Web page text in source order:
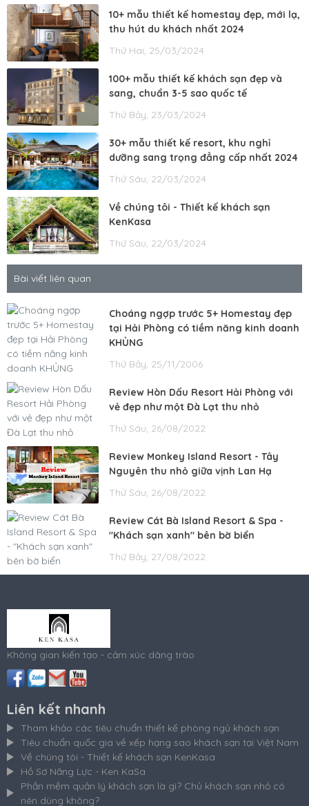
10+ mẫu thiết kế homestay đẹp, mới lạ,
thu hút du khách nhất 2024
Thứ Hai, 25/03/2024
100+ mẫu thiết kế khách sạn đẹp và
sang, chuẩn 3-5 sao quốc tế
Thứ Bảy, 23/03/2024
30+ mẫu thiết kế resort, khu nghỉ
dưỡng sang trọng đẳng cấp nhất 2024
Thứ Sáu, 22/03/2024
Về chúng tôi - Thiết kế khách sạn
KenKasa
Thứ Sáu, 22/03/2024
Bài viết liên quan
Choáng ngợp trước 5+ Homestay đẹp
tại Hải Phòng có tiềm năng kinh doanh
KHỦNG
Thứ Bảy, 25/11/2006
Review Hòn Dấu Resort Hải Phòng với
vẻ đẹp như một Đà Lạt thu nhỏ
Thứ Sáu, 26/08/2022
Review Monkey Island Resort - Tây
Nguyên thu nhỏ giữa vịnh Lan Hạ
Thứ Sáu, 26/08/2022
Review Cát Bà Island Resort & Spa -
"Khách sạn xanh" bên bờ biển
Thứ Bảy, 27/08/2022
Không gian kiến tạo - cảm xúc dâng trào
Liên kết nhanh
Tham khảo các tiêu chuẩn thiết kế phòng ngủ khách sạn
Tiêu chuẩn quốc gia về xếp hạng sao khách sạn tại Việt Nam
Về chúng tôi - Thiết kế khách sạn KenKasa
Hồ Sơ Năng Lực - Ken KaSa
Phần mềm quản lý khách sạn là gì? Chủ khách sạn nhỏ có
nên dùng không?